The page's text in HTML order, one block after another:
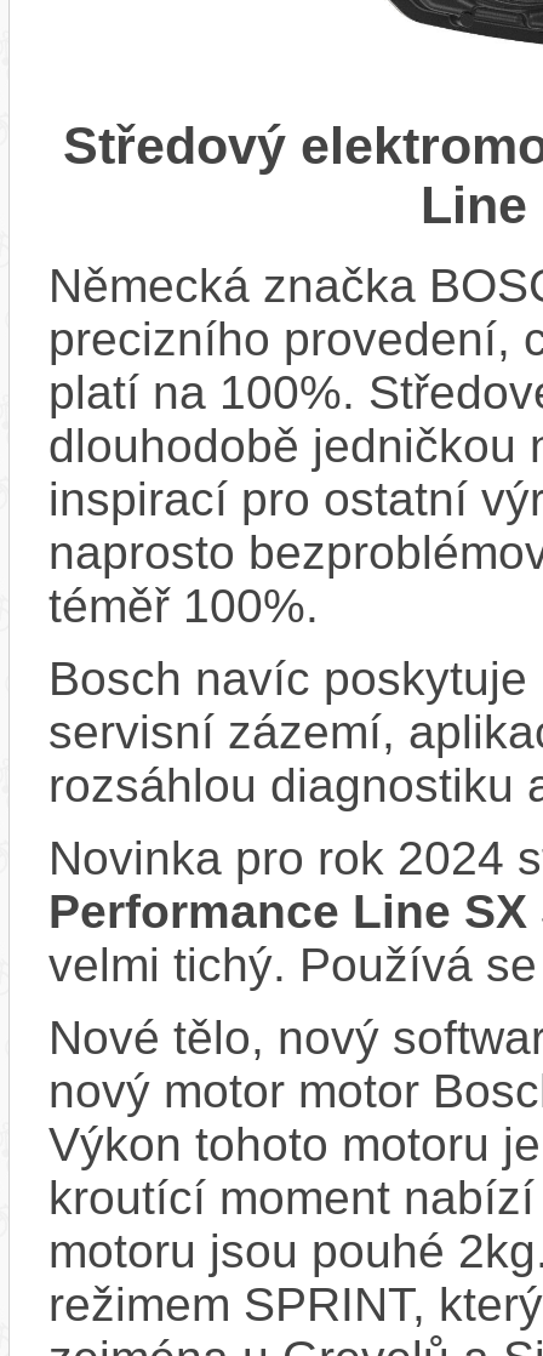
Středový
Line
Německá značka
precizního provedení,
platí na 100%.
dlouhodobě jedničkou
inspirací pro ostatní
naprosto
téměř 100%.
Bosch navíc
servisní zázemí,
rozsáhlou diagnostiku
Novinka pro rok 2024
Performance Line SX
velmi tichý. Používá
Nové tělo, nový
nový motor motor
Výkon tohoto motoru
kroutící moment
motoru jsou pouhé
režimem SPRINT,